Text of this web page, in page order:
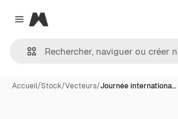
Close menu
Magnific
Accueil/Stock/Vecteurs/Journée internationa…